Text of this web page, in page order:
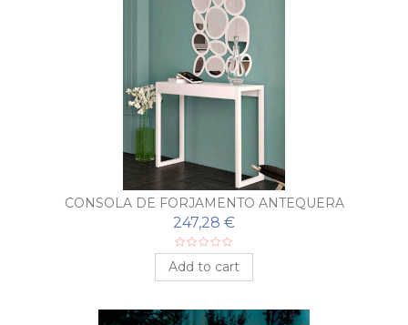
CONSOLA DE FORJAMENTO ANTEQUERA
247,28 €
Add to cart